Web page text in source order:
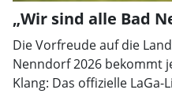
„Wir sind alle Bad
Die Vorfreude auf die
Nenndorf 2026 bekommt
Klang: Das offizielle LaGa-